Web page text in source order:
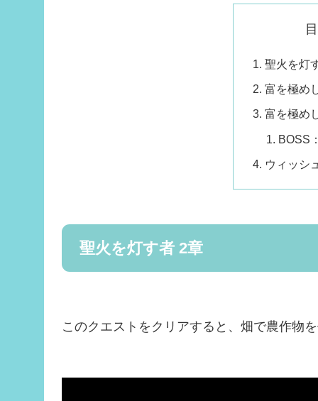
聖火を灯
富を極め
富を極め
BOSS
ウィッシ
聖火を灯す者 2章
このクエストをクリアすると、畑で農作物